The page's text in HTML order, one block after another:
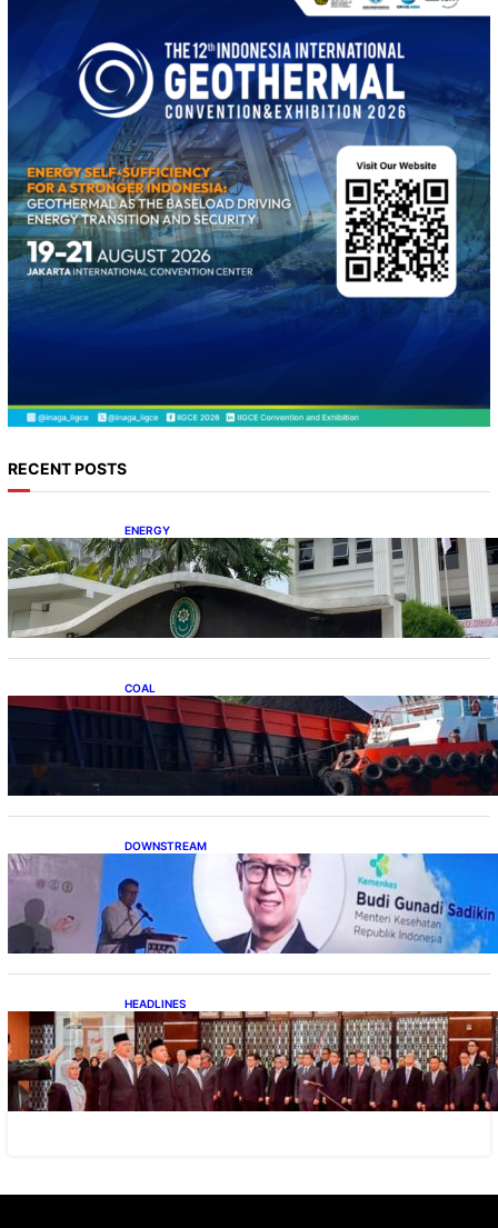
RECENT POSTS
ENERGY
Koalisi Bersihkan Indonesia Ajukan Banding
atas Putusan Gugatan RUPTL
COAL
Lelang Batubara Sitaan, Negara Dapat Lebih
dari Rp 20 Miliar
DOWNSTREAM
Digitalisasi Alat-Alat Kesehatan Dukung
Pertumbuhan Industri Alkes
HEADLINES
Lana Saria Dilantik Sebagai Kepala Badan
Geologi